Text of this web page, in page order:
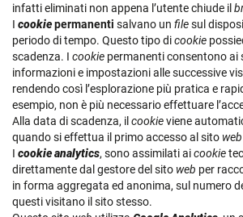
infatti eliminati non appena l’utente chiude il
I cookiepermanenti salvano un filesul
periodo di tempo. Questo tipo dicookie
scadenza. I cookie permanenti consentono ai
informazioni e impostazioni alle successive
rendendo così l’esplorazione più pratica e
esempio, non è più necessario effettuare
Alla data di scadenza, il cookieviene
quando si effettua il primo accesso al sito web
I cookie analytics, sono assimilati aicookie
direttamente dal gestore del sito web per
in forma aggregata ed anonima, sul numero
questi visitano il sito stesso.